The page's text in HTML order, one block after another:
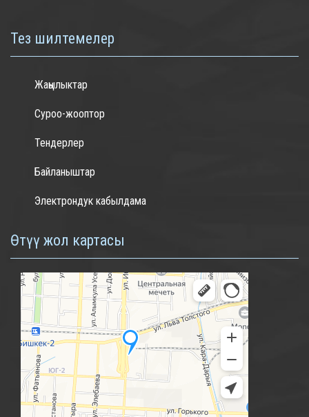
Тез шилтемелер
Жаңылыктар
Суроо-жооптор
Тендерлер
Байланыштар
Электрондук кабылдама
Өтүү жол картасы